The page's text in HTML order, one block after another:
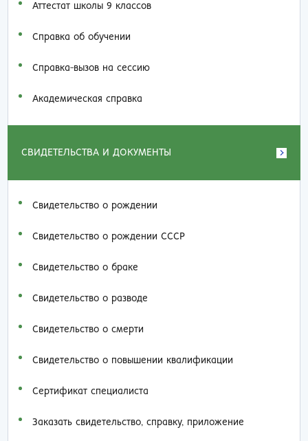
Аттестат школы 9 классов
Справка об обучении
Справка-вызов на сессию
Академическая справка
СВИДЕТЕЛЬСТВА И ДОКУМЕНТЫ
Свидетельство о рождении
Свидетельство о рождении СССР
Свидетельство о браке
Свидетельство о разводе
Свидетельство о смерти
Свидетельство о повышении квалификации
Сертификат специалиста
Заказать cвидетельство, справку, приложение